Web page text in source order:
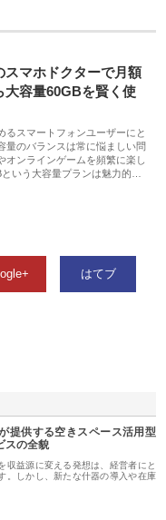
スマホドクターで月額
大容量60GBを賢く使
るスマートフォンユーザーにと
量のバランスは常に悩ましい問
オンラインゲームを頻繁に楽し
いう大容量プランは魅力的…
はてブ
提供する空きスペース活用型
スの全貌
収益源に変える発想は、経営者にと
。しかし、新たな什器の導入や在庫